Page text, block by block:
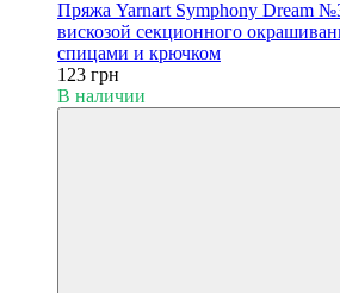
Пряжа Yarnart Symphony Dream
вискозой секционного
спицами и крючком
123 грн
В наличии